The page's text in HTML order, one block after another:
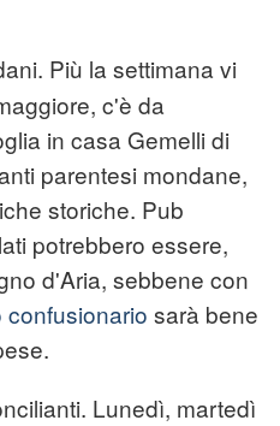
Più la settimana vi
c'è da
in casa Gemelli di
parentesi mondane,
storiche. Pub
potrebbero essere,
d'Aria, sebbene con
confusionario sarà bene
Lunedì, martedì